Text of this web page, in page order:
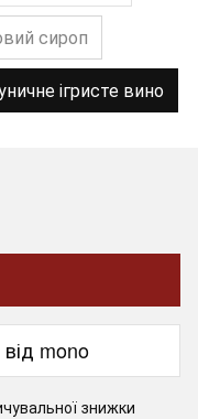
сироп
ігристе вино
mono
знижки